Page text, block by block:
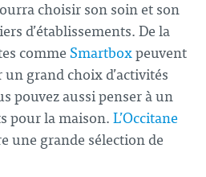
choisir son soin et son
d’établissements. De la
comme Smartboxpeuvent
grand choix d’activités
pouvez aussi penser à un
pour la maison. L’Occitane
une grande sélection de